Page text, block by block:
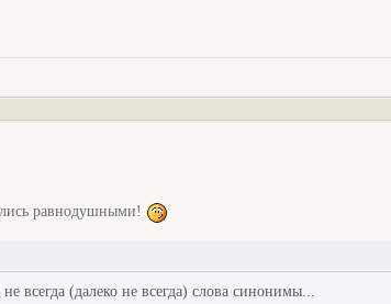
равнодушными!
всегда (далеко не всегда) слова синонимы...